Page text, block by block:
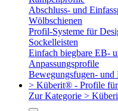
Abschluss- und
Wölbschienen
Profil-Systeme für
Sockelleisten
Einfach biegbare EB-
Anpassungsprofile
Bewegungsfugen-
> Küberit® - Profile
Zur Kategorie >